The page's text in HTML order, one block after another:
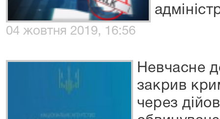
04 жовтня 2019, 16:56
Невчасне
закрив
через